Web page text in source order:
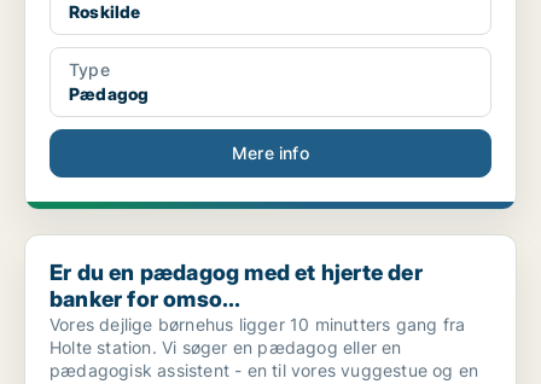
Roskilde
Type
Pædagog
Mere info
Er du en pædagog med et hjerte der banker for omso...
Er du en pædagog med et hjerte der
banker for omso...
Vores dejlige børnehus ligger 10 minutters gang fra
Holte station. Vi søger en pædagog eller en
pædagogisk assistent - en til vores vuggestue og en